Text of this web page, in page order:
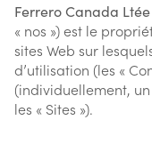
Ferrero Canada Ltée
« nos ») est le
sites Web sur
d’utilisation (les «
(individuellement,
les « Sites »).